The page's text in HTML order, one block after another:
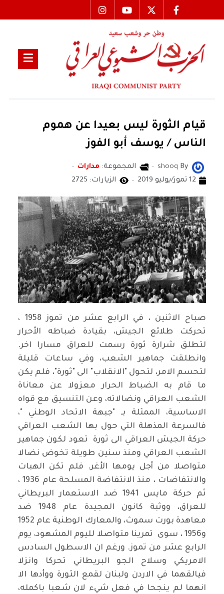
قيام الثورة ليس بعيدا عن هموم
الناس / يوسف أبو الفوز
By
shooq المجموعة: مدارات
12 تموز/يوليو 2019
الزيارات: 2725
صباح الاثنين ، في الرابع عشر من تموز 1958 ،
تحركت طلائع الجيش، بقيادة ضباطه الأحرار
لتطلق شرارة ثورة رسمت للعراق مسارا اخر.
وانطلقت جماهير الشعب، وفي ساعات قليلة
لتحسم الامر، لتحول "الانقلاب" الى "ثورة"، فلم يكن
ما قام به الضباط الحرار معزولا عن معاناة
الشعب العراقي ونضالاته، وعن التنسيق مع قواه
الاساسية، الممثلة بـ "جبهة الاتحاد الوطني "،
فالسرعة المذهلة التي حول بها الشعب العراقي
حركة الجيش العراقي الى ثورة تعود لكون جماهير
الشعب العراقي ومنذ سنين طويلة تخوض نضالا
متواصلا من أجل يومها الأغر. فلم تكن الهبات
والانتفاضات ، منذ الانتفاضة المسلحة عام 1936 ،
ثم حركة مايس 1941 ضد الاستعمار البريطاني
للعراق، ووثبة كانون المجيدة عام 1948 ضد
معاهدة بورت سموث، والمعارك الوطنية عام 1952
و1956 ، سوى تمرينا متواصلا لليوم المشهود، يوم
الرابع عشر من تموز. ورغم ان الاسطول السادس
الامريكي وسلاح الجو البريطاني تحركا وانزلا
فيالقهما في الاردن ولبنان لقمع الثورة ووأدها الا
انهما لم ينجحا في فعل شيء لان شعبا باكمله،